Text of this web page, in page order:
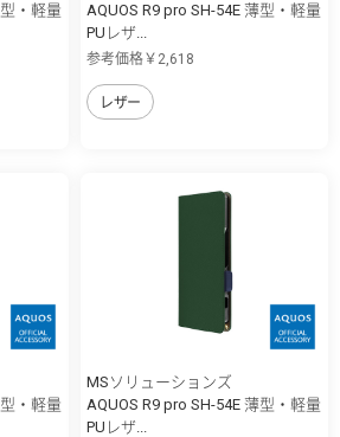
・軽量
AQUOS R9 pro SH-54E 薄型・軽量
PUレザ...
参考価格￥2,618
レザー
・軽量
MSソリューションズ
AQUOS R9 pro SH-54E 薄型・軽量
PUレザ...